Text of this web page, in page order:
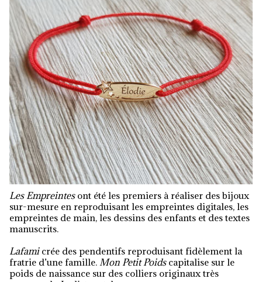
Les Empreintesont été les premiers à réaliser des bijoux
sur-mesure en reproduisant les empreintes digitales, les
empreintes de main, les dessins des enfants et des textes
manuscrits.
Lafamicrée des pendentifs reproduisant fidèlement la
fratrie d’une famille. Mon Petit Poidscapitalise sur le
poids de naissance sur des colliers originaux très